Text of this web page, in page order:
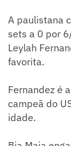
A paulistana
sets a 0 por
Leylah
favorita.
Fernandez é
campeã do
idade.